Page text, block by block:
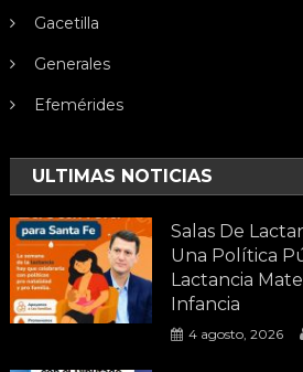
Gacetilla
Generales
Efemérides
ULTIMAS NOTICIAS
Salas De
Una Política
Lactancia
Infancia
4 agosto, 2026